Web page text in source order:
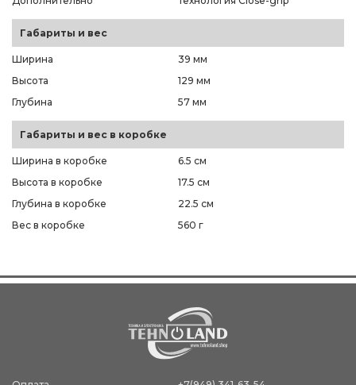
Габариты и вес
Ширина
39 мм
Высота
129 мм
Глубина
57 мм
Габариты и вес в коробке
Ширина в коробке
6.5 см
Высота в коробке
17.5 см
Глубина в коробке
22.5 см
Вес в коробке
560 г